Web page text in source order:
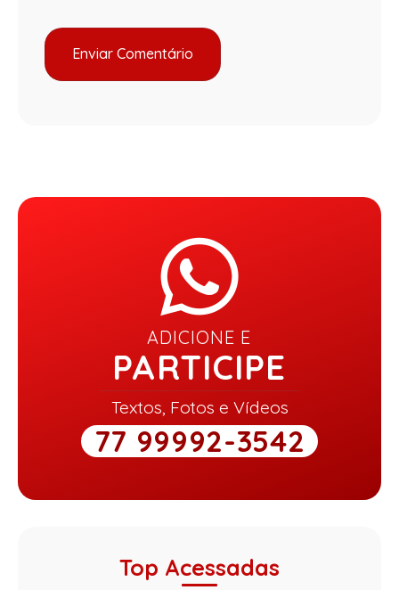
ADICIONE E
PARTICIPE
Textos, Fotos e Vídeos
77 99992-3542
Top Acessadas